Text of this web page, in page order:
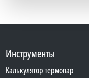
Инструменты
Калькулятор термопар